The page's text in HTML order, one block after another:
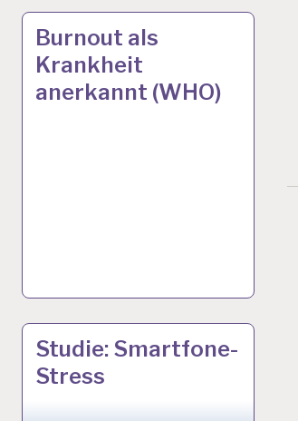
12-
STUNDEN-
ARBEITSTAG…
Burnout als
Krankheit
anerkannt (WHO)
27 MAI 2019
12-
STUNDEN-
ARBEITSTAG…
Studie: Smartfone-
Stress
26 SEP. 2018